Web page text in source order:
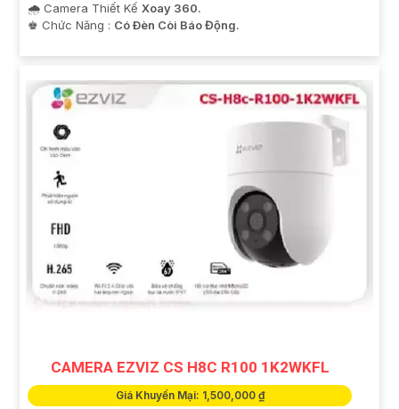
🌧️ Camera Thiết Kế Xoay 360.
️♚ Chức Năng : Có Ðèn Còi Báo Động.
CAMERA EZVIZ CS H8C R100 1K2WKFL
Giá Khuyến Mại: 1,500,000 ₫